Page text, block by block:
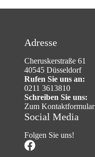
Adresse
Cheruskerstraße 61
40545 Düsseldorf
Rufen Sie uns an:
0211 3613810
Schreiben Sie uns:
Zum Kontaktformular
Social Media
Folgen Sie uns!